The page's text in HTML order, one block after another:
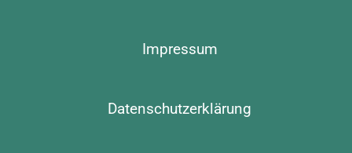
Impressum
Datenschutzerklärung